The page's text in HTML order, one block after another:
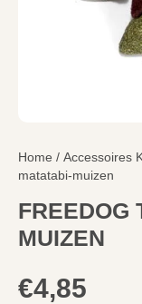
Home / Accessoires
matatabi-muizen
FREEDOG
MUIZEN
€4,85